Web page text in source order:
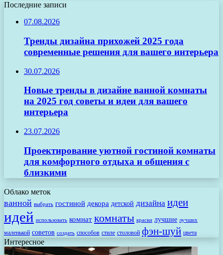
Последние записи
07.08.2026
Тренды дизайна прихожей 2025 года
современные решения для вашего интерьера
30.07.2026
Новые тренды в дизайне ванной комнаты
на 2025 год советы и идеи для вашего
интерьера
23.07.2026
Проектирование уютной гостиной комнаты
для комфортного отдыха и общения с
близкими
Облако меток
ванной выбрать гостиной декора детской дизайна идеи
идей использовать комнат комнаты краски лучшие лучших
маленькой советов создать способов стиле столовой фэн-шуй цвета
Интересное